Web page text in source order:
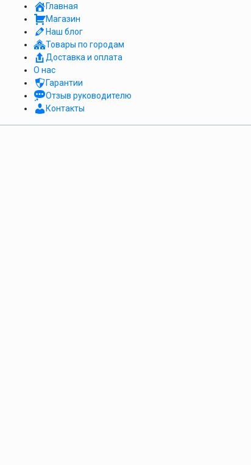
Главная
Магазин
Наш блог
Товары по городам
Доставка и оплата
О нас
Гарантии
Отзыв руководителю
Контакты